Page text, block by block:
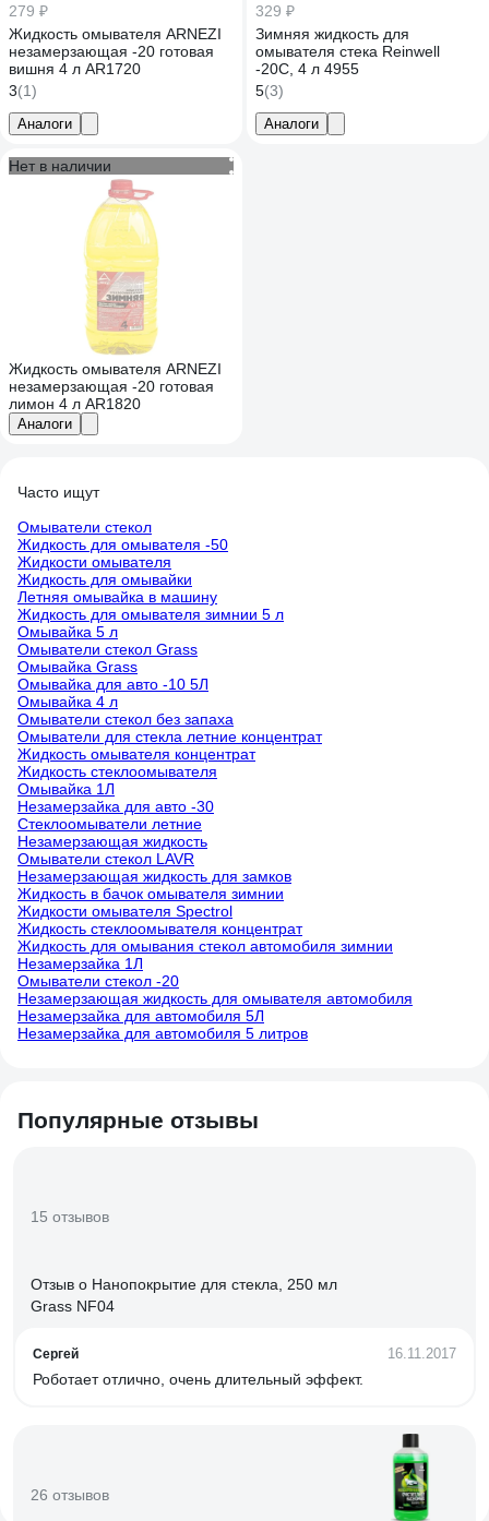
279 ₽
Жидкость омывателя ARNEZI
незамерзающая -20 готовая
вишня 4 л AR1720
3(1)
Аналоги
329 ₽
Зимняя жидкость для
омывателя стека Reinwell
-20C, 4 л 4955
5(3)
Аналоги
Нет в наличии
Жидкость омывателя ARNEZI
незамерзающая -20 готовая
лимон 4 л AR1820
Аналоги
Часто ищут
Омыватели стекол
Жидкость для омывателя -50
Жидкости омывателя
Жидкость для омывайки
Летняя омывайка в машину
Жидкость для омывателя зимнии 5 л
Омывайка 5 л
Омыватели стекол Grass
Омывайка Grass
Омывайка для авто -10 5Л
Омывайка 4 л
Омыватели стекол без запаха
Омыватели для стекла летние концентрат
Жидкость омывателя концентрат
Жидкость стеклоомывателя
Омывайка 1Л
Незамерзайка для авто -30
Стеклоомыватели летние
Незамерзающая жидкость
Омыватели стекол LAVR
Незамерзающая жидкость для замков
Жидкость в бачок омывателя зимнии
Жидкости омывателя Spectrol
Жидкость стеклоомывателя концентрат
Жидкость для омывания стекол автомобиля зимнии
Незамерзайка 1Л
Омыватели стекол -20
Незамерзающая жидкость для омывателя автомобиля
Незамерзайка для автомобиля 5Л
Незамерзайка для автомобиля 5 литров
Популярные отзывы
15 отзывов
Отзыв о Нанопокрытие для стекла, 250 мл
Grass NF04
Сергей 16.11.2017
Роботает отлично, очень длительный эффект.
26 отзывов